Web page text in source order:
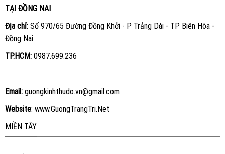
TẠI ĐỒNG NAI
Địa chỉ:Số 970/65 Đường Đồng Khởi - P Trảng Dài - TP Biên Hòa -
Đồng Nai
TP.HCM: 0987.699.236
Email:guongkinhthudo.vn@gmail.com
Website: www.GuongTrangTri.Net
MIỀN TÂY